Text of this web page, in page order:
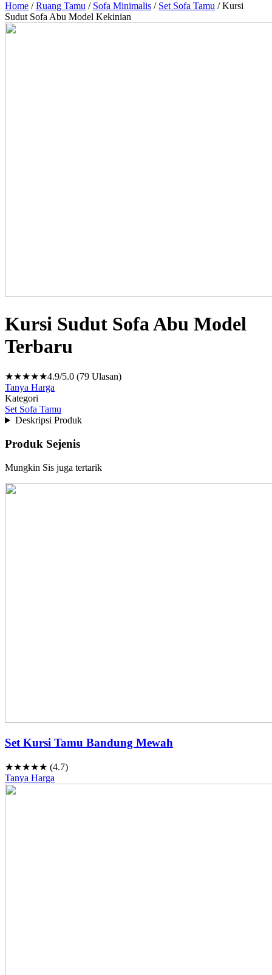
Home / Ruang Tamu / Sofa Minimalis / Set Sofa Tamu / Kursi
Sudut Sofa Abu Model Kekinian
Kursi Sudut Sofa Abu Model
Terbaru
★★★★★4.9/5.0 (79 Ulasan)
Tanya Harga
Kategori
Set Sofa Tamu
Deskripsi Produk
Produk Sejenis
Mungkin Sis juga tertarik
Set Kursi Tamu Bandung Mewah
★★★★★ (4.7)
Tanya Harga